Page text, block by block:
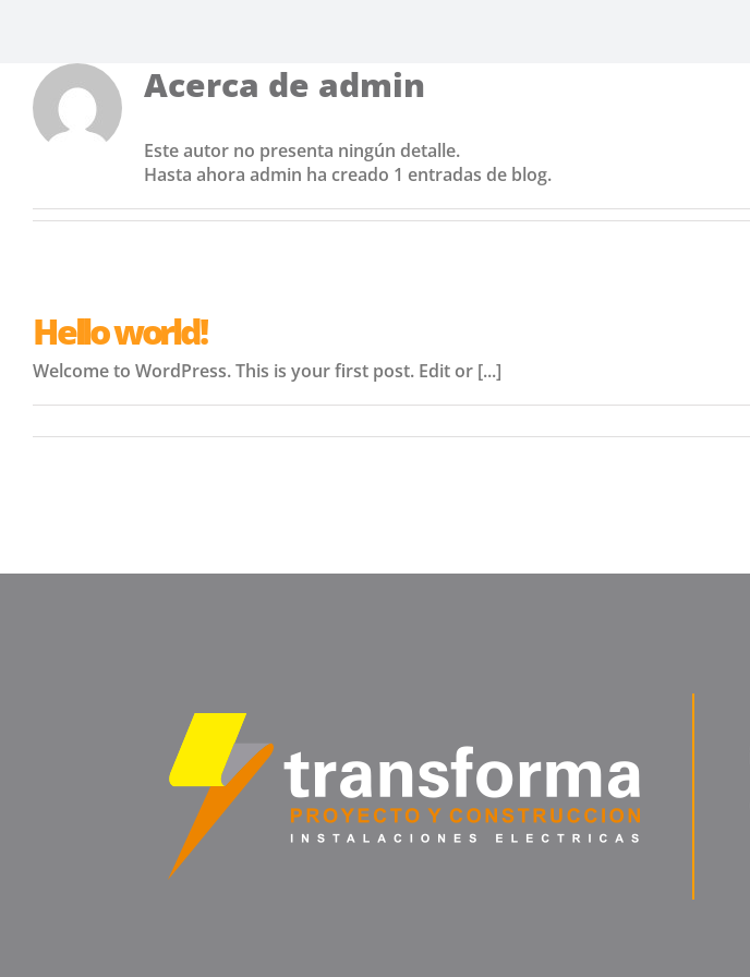
Acerca de admin
Este autor no presenta ningún detalle.
Hasta ahora admin ha creado 1 entradas de blog.
Hello world!
Welcome to WordPress. This is your first post. Edit or [...]